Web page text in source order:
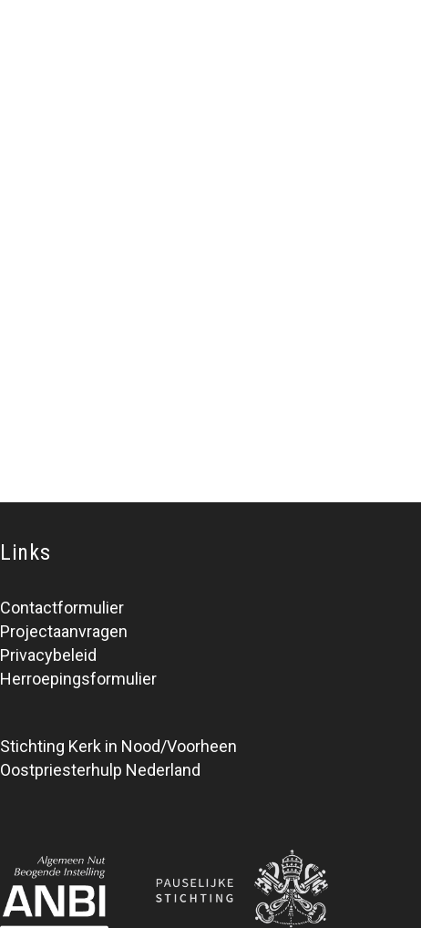
Links
Contactformulier
Projectaanvragen
Privacybeleid
Herroepingsformulier
Stichting Kerk in Nood/Voorheen
Oostpriesterhulp Nederland